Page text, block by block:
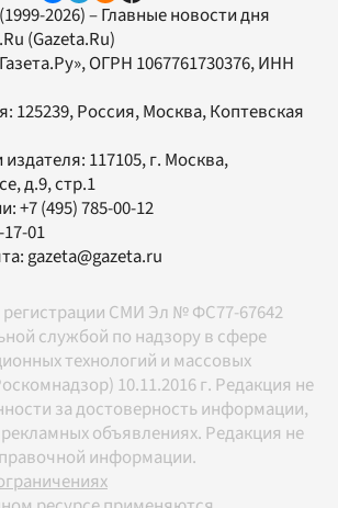
2026) – Главные новости дня
(Gazeta.Ru)
, ОГРН 1067761730376, ИНН
125239, Россия, Москва, Коптевская
издателя: 117105, г. Москва,
д.9, стр.1
+7 (495) 785-00-12
01
gazeta@gazeta.ru
регистрации СМИ Эл № ФС77-67642
службой по надзору в сфере
технологий и массовых
10.11.2016 г. Редакция не
за достоверность информации,
объявлениях. Редакция не
информации.